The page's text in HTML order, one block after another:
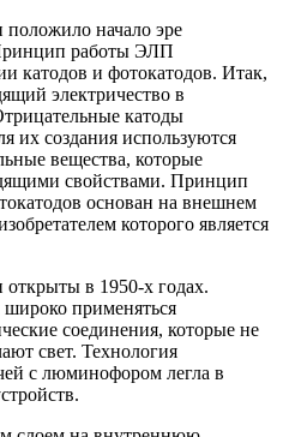
начало эре
работы ЭЛП
катодов и фотокатодов. Итак,
электричество в
катоды
их создания используются
вещества, которые
свойствами. Принцип
основан на внешнем
которого является
в 1950-х годах.
применяться
соединения, которые не
свет. Технология
с люминофором легла в